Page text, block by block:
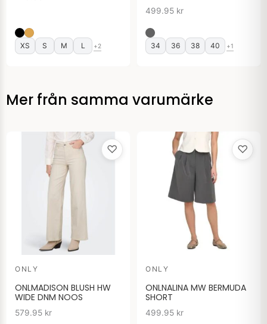
XS S M L +2
499.95 kr
34 36 38 40 +1
Mer från samma varumärke
♡
ONLY
ONLMADISON BLUSH HW
WIDE DNM NOOS
579.95 kr
♡
ONLY
ONLNALINA MW BERMUDA
SHORT
499.95 kr